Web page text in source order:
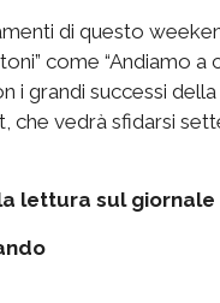
di questo
come “Andiamo
i grandi successi
che vedrà sfidarsi
lettura sul giornale